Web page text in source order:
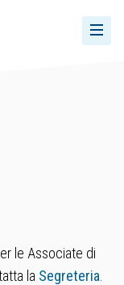
le Associate di
la Segreteria